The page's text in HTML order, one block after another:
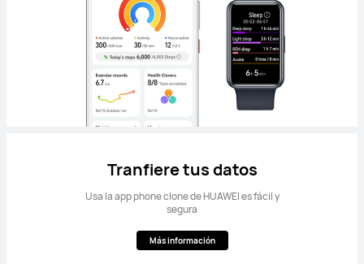
Tranfiere tus datos
Usa la app phone clone de HUAWEI es fácil y
segura
Más información